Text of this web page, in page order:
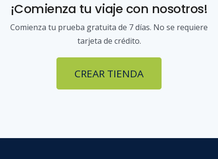
¡Comienza tu viaje con nosotros!
Comienza tu prueba gratuita de 7 días. No se requiere
tarjeta de crédito.
CREAR TIENDA